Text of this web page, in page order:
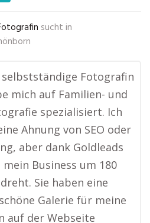
sucht in
selbstständige Fotografin
mich auf Familien- und
spezialisiert. Ich
Ahnung von SEO oder
aber dank Goldleads
mein Business um 180
Sie haben eine
Galerie für meine
auf der Webseite